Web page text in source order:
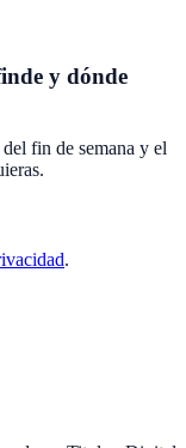
y dónde
fin de semana y el
.